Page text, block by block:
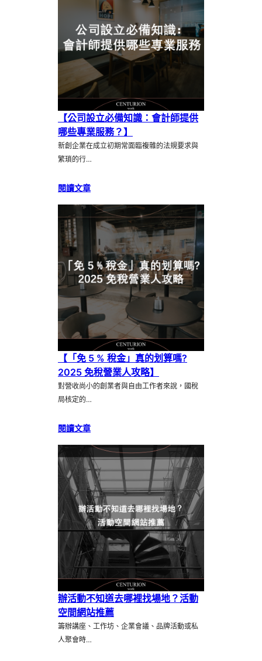
【公司設立必備知識：會計師提供
哪些專業服務？】
新創企業在成立初期常面臨複雜的法規要求與
繁瑣的行…
閱讀文章
【「免 5 % 稅金」真的划算嗎?
2025 免稅營業人攻略】
對營收尚小的創業者與自由工作者來說，國稅
局核定的…
閱讀文章
辦活動不知道去哪裡找場地？活動
空間網站推薦
籌辦講座、工作坊、企業會議、品牌活動或私
人聚會時…